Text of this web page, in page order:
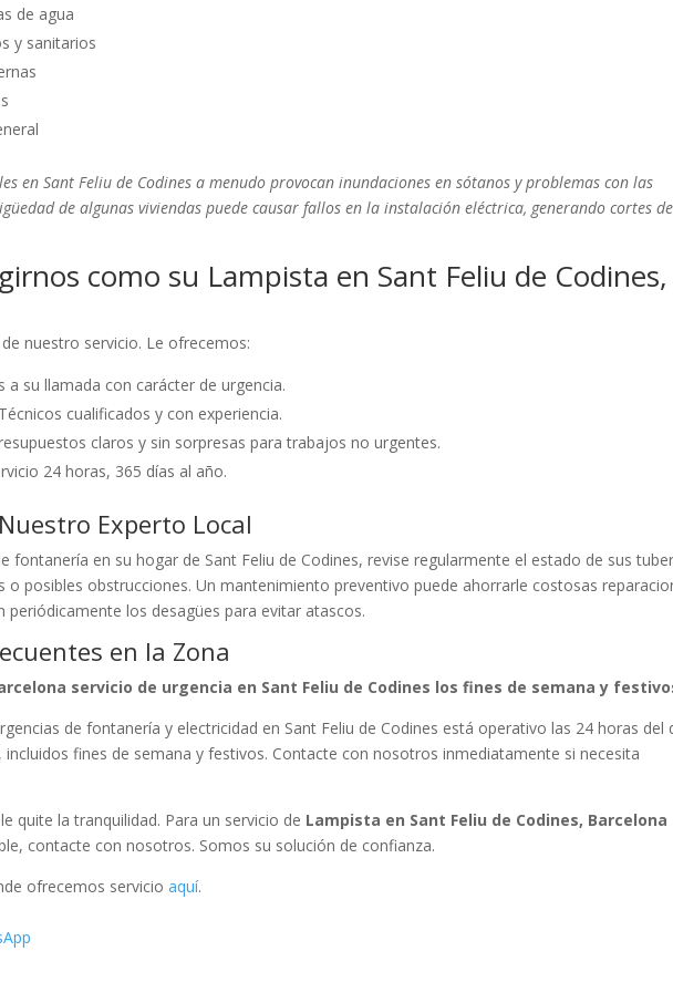
de agua
y sanitarios
en Sant Feliu de Codines a menudo provocan inundaciones en sótanos y problemas con las
de algunas viviendas puede causar fallos en la instalación eléctrica, generando cortes
como su Lampista en Sant Feliu de Codines,
nuestro servicio. Le ofrecemos:
a su llamada con carácter de urgencia.
Técnicos cualificados y con experiencia.
claros y sin sorpresas para trabajos no urgentes.
24 horas, 365 días al año.
Experto Local
fontanería en su hogar de Sant Feliu de Codines, revise regularmente el estado de sus
o posibles obstrucciones. Un mantenimiento preventivo puede ahorrarle costosas
periódicamente los desagües para evitar atascos.
en la Zona
servicio de urgencia en Sant Feliu de Codines los fines de semana y
de fontanería y electricidad en Sant Feliu de Codines está operativo las 24 horas del
incluidos fines de semana y festivos. Contacte con nosotros inmediatamente si necesita
quite la tranquilidad. Para un servicio de Lampista en Sant Feliu de Codines, Barcelona
contacte con nosotros. Somos su solución de confianza.
ofrecemos servicioaquí.